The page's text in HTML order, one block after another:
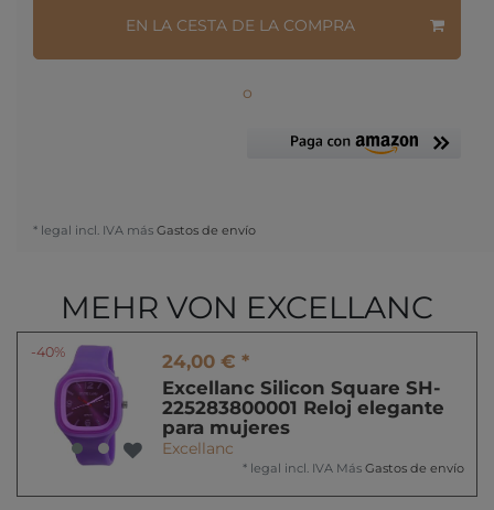
EN LA CESTA DE LA COMPRA
o
* legal incl. IVA más Gastos de envío
MEHR VON EXCELLANC
-40%
24,00 € *
Excellanc Silicon Square SH-
225283800001 Reloj elegante
para mujeres
Excellanc
* legal incl. IVA Más Gastos de envío